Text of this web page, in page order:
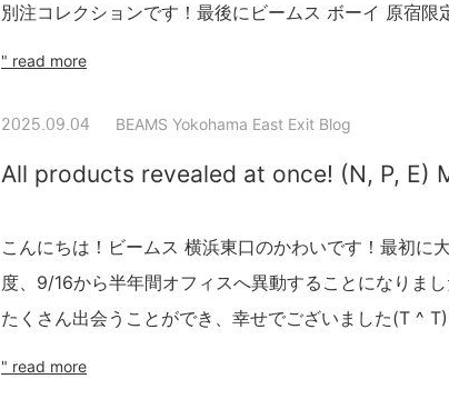
別注コレクションです！最後にビームス ボーイ 原宿限
" read more
2025.09.04 BEAMS Yokohama East Exit Blog
All products revealed at once! (N, P, E)
こんにちは！ビームス 横浜東口のかわいです！最初に
度、9/16から半年間オフィスへ異動することになりま
たくさん出会うことができ、幸せでございました(T ^
" read more